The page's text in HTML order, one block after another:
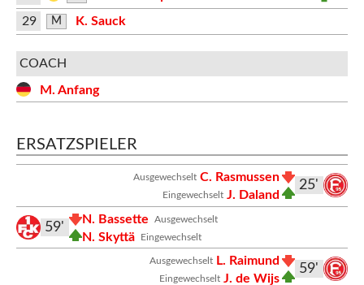
29
M K. Sauck
COACH
M. Anfang
ERSATZSPIELER
25'
Ausgewechselt C. Rasmussen
Eingewechselt J. Daland
Ausgewechselt
N. Bassette
Eingewechselt
N. Skyttä
59'
59'
Ausgewechselt L. Raimund
Eingewechselt J. de Wijs